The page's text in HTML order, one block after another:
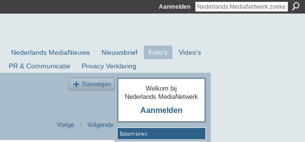
Aanmelden
Nederlands MediaNieuws Nieuwsbrief Foto's
Video's
PR & Communicatie Privacy Verklaring
Toevoegen
Vorige | Volgende
Welkom bij
Nederlands MediaNetwerk
Aanmelden
Interviews